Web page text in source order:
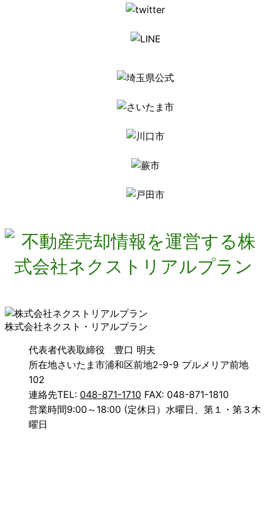
株式会社ネクスト・リアルプラン
代表者代表取締役 豊口 明夫
所在地さいたま市浦和区前地2-9-9 プルメリア前地
102
連絡先TEL: 048-871-1710 FAX: 048-871-1810
営業時間9:00～18:00 (定休日）水曜日、第１・第３木
曜日